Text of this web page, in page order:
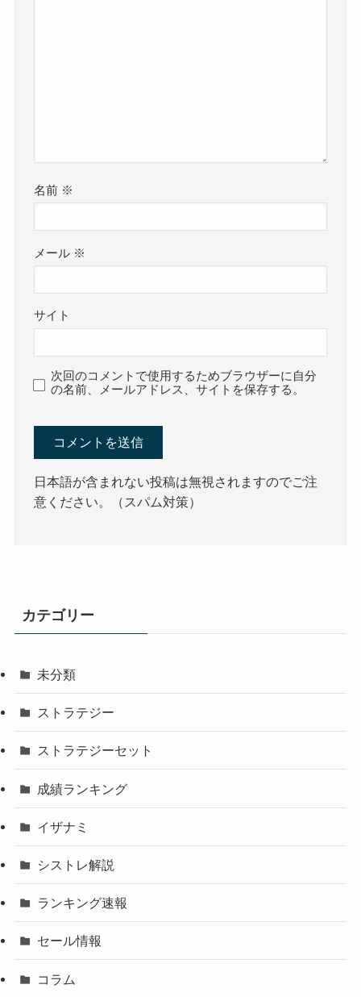
名前 ※
メール ※
サイト
次回のコメントで使用するためブラウザーに自分
の名前、メールアドレス、サイトを保存する。
日本語が含まれない投稿は無視されますのでご注
意ください。（スパム対策）
カテゴリー
未分類
ストラテジー
ストラテジーセット
成績ランキング
イザナミ
シストレ解説
ランキング速報
セール情報
コラム